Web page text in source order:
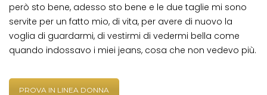
però sto bene, adesso sto bene e le due taglie mi sono
servite per un fatto mio, di vita, per avere di nuovo la
voglia di guardarmi, di vestirmi di vedermi bella come
quando indossavo i miei jeans, cosa che non vedevo più.
PROVA IN LINEA DONNA